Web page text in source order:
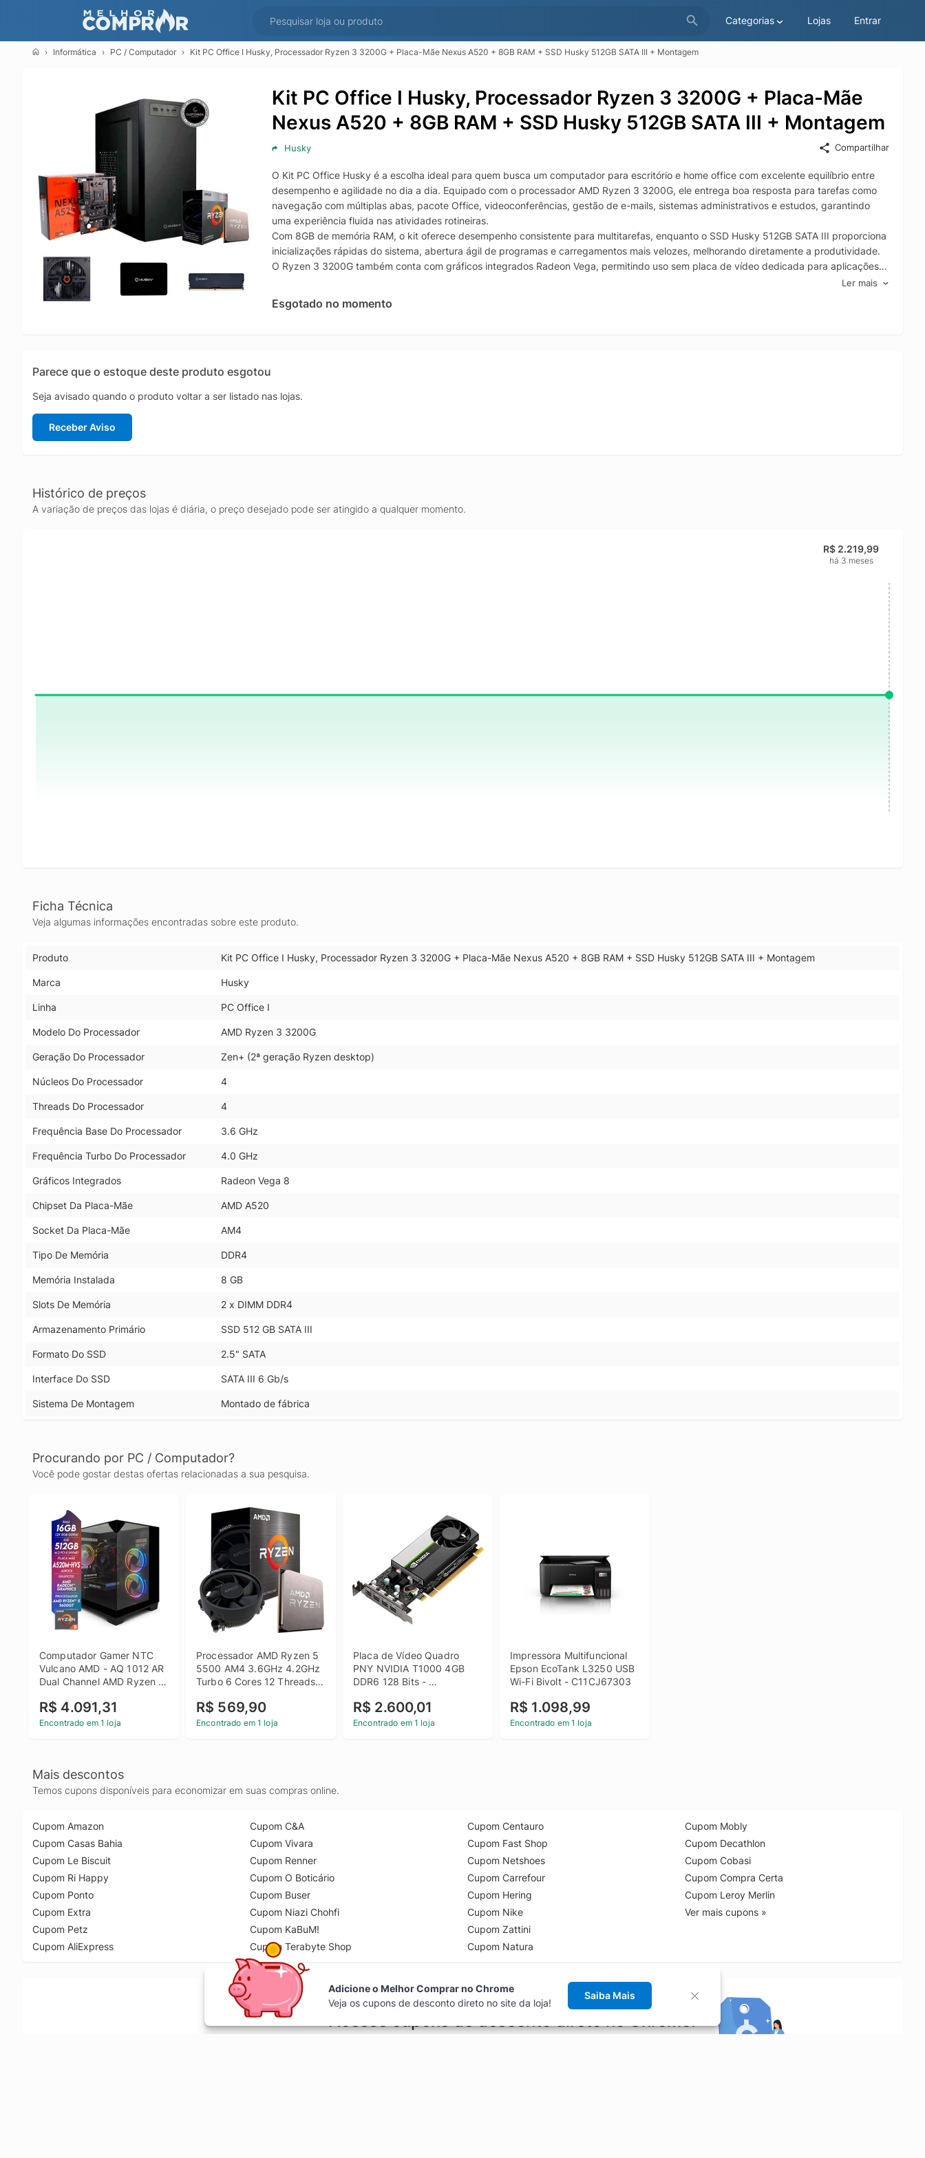
Categorias Lojas Entrar
Informática PC / Computador Kit PC Office I Husky, Processador Ryzen 3 3200G + Placa-Mãe Nexus A520 + 8GB RAM + SSD Husky 512GB SATA III + Montagem
Kit PC Office I Husky, Processador Ryzen 3 3200G + Placa-Mãe
Nexus A520 + 8GB RAM + SSD Husky 512GB SATA III + Montagem
Husky Compartilhar
O Kit PC Office Husky é a escolha ideal para quem busca um computador para escritório e home office com excelente equilíbrio entre
desempenho e agilidade no dia a dia. Equipado com o processador AMD Ryzen 3 3200G, ele entrega boa resposta para tarefas como
navegação com múltiplas abas, pacote Office, videoconferências, gestão de e-mails, sistemas administrativos e estudos, garantindo
uma experiência fluida nas atividades rotineiras.
Com 8GB de memória RAM, o kit oferece desempenho consistente para multitarefas, enquanto o SSD Husky 512GB SATA III proporciona
inicializações rápidas do sistema, abertura ágil de programas e carregamentos mais velozes, melhorando diretamente a produtividade.
O Ryzen 3 3200G também conta com gráficos integrados Radeon Vega, permitindo uso sem placa de vídeo dedicada para aplicações
A placa-mãe Nexus A520 traz uma base atual e confiável para o conjunto, com ótima compatibilidade e possibilidades de upgrade
futuro, permitindo expandir memória e armazenamento conforme a sua necessidade. Para maior comodidade e segurança, o kit inclui
Ler mais
Esgotado no momento
Parece que o estoque deste produto esgotou
Seja avisado quando o produto voltar a ser listado nas lojas.
Receber Aviso
Histórico de preços
A variação de preços das lojas é diária, o preço desejado pode ser atingido a qualquer momento.
R$ 2.219,99
há 3 meses
Ficha Técnica
Veja algumas informações encontradas sobre este produto.
Produto Kit PC Office I Husky, Processador Ryzen 3 3200G + Placa-Mãe Nexus A520 + 8GB RAM + SSD Husky 512GB SATA III + Montagem
Marca Husky
Linha PC Office I
Modelo Do Processador AMD Ryzen 3 3200G
Geração Do Processador Zen+ (2ª geração Ryzen desktop)
Núcleos Do Processador 4
Threads Do Processador 4
Frequência Base Do Processador 3.6 GHz
Frequência Turbo Do Processador 4.0 GHz
Gráficos Integrados Radeon Vega 8
Chipset Da Placa-Mãe AMD A520
Socket Da Placa-Mãe AM4
Tipo De Memória DDR4
Memória Instalada 8 GB
Slots De Memória 2 x DIMM DDR4
Armazenamento Primário SSD 512 GB SATA III
Formato Do SSD 2.5" SATA
Interface Do SSD SATA III 6 Gb/s
Sistema De Montagem Montado de fábrica
Procurando por PC / Computador?
Você pode gostar destas ofertas relacionadas a sua pesquisa.
Computador Gamer NTC
Vulcano AMD - AQ 1012 AR
Dual Channel AMD Ryzen 5
Radeon Graphics 512GB
SSD C/ 3 Fans
R$ 4.091,31
Encontrado em 1 loja
Processador AMD Ryzen 5
5500 AM4 3.6GHz 4.2GHz
Turbo 6 Cores 12 Threads
R$ 569,90
Encontrado em 1 loja
Placa de Vídeo Quadro
PNY NVIDIA T1000 4GB
DDR6 128 Bits -
R$ 2.600,01
Encontrado em 1 loja
Impressora Multifuncional
Epson EcoTank L3250 USB
Wi-Fi Bivolt - C11CJ67303
R$ 1.098,99
Encontrado em 1 loja
Mais descontos
Temos cupons disponíveis para economizar em suas compras online.
Cupom Amazon
Cupom Casas Bahia
Cupom Le Biscuit
Cupom Ri Happy
Cupom Ponto
Cupom Extra
Cupom Petz
Cupom AliExpress
Cupom C&A
Cupom Vivara
Cupom Renner
Cupom O Boticário
Cupom Buser
Cupom Niazi Chohfi
Cupom KaBuM!
Cupom Terabyte Shop
Cupom Centauro
Cupom Fast Shop
Cupom Netshoes
Cupom Carrefour
Cupom Hering
Cupom Nike
Cupom Zattini
Cupom Natura
Cupom Mobly
Cupom Decathlon
Cupom Cobasi
Cupom Compra Certa
Cupom Leroy Merlin
Ver mais cupons »
Acesse cupons de desconto direto no Chrome!
Adicione o Melhor Comprar no Chrome
Veja os cupons de desconto direto no site da loja!
Saiba Mais